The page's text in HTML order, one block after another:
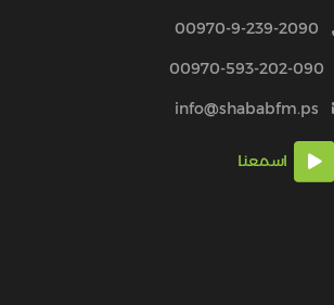
00970-9-239-2090
00970-593-202-090
info@shababfm.ps
اسمعنا